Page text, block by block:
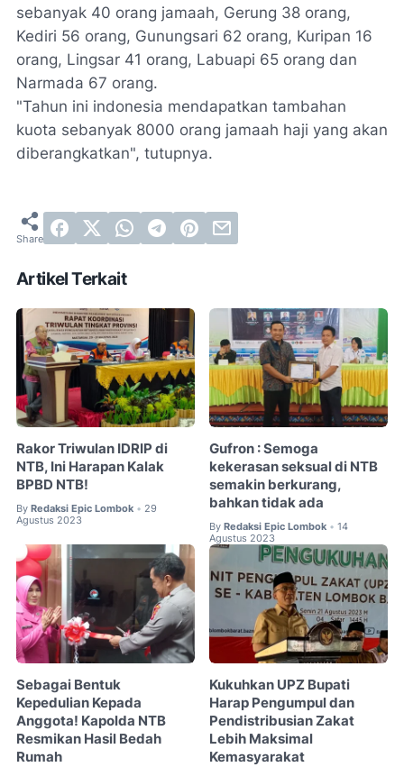
sebanyak 40 orang jamaah, Gerung 38 orang,
Kediri 56 orang, Gunungsari 62 orang, Kuripan 16
orang, Lingsar 41 orang, Labuapi 65 orang dan
Narmada 67 orang.
"Tahun ini indonesia mendapatkan tambahan
kuota sebanyak 8000 orang jamaah haji yang akan
diberangkatkan", tutupnya.
Artikel Terkait
Rakor Triwulan IDRIP di
NTB, Ini Harapan Kalak
BPBD NTB!
By Redaksi Epic Lombok • 29
Agustus 2023
Gufron : Semoga
kekerasan seksual di NTB
semakin berkurang,
bahkan tidak ada
By Redaksi Epic Lombok • 14
Agustus 2023
Sebagai Bentuk
Kepedulian Kepada
Anggota! Kapolda NTB
Resmikan Hasil Bedah
Rumah
Kukuhkan UPZ Bupati
Harap Pengumpul dan
Pendistribusian Zakat
Lebih Maksimal
Kemasyarakat